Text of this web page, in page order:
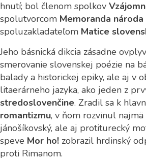
hnutí; bol členom spolkov
spolutvorcom Memoranda
spoluzakladateľom Matice
Jeho básnická dikcia zásadne
smerovanie slovenskej poézie na
balady a historickej epiky, ale aj v
litaerárneho jazyka, ako jeden z
stredoslovenčine. Zradil sa k
romantizmu, v ňom rozvinul
jánošíkovský, ale aj protiturecký
speve Mor ho! zobrazil hrdinský
proti Rimanom.